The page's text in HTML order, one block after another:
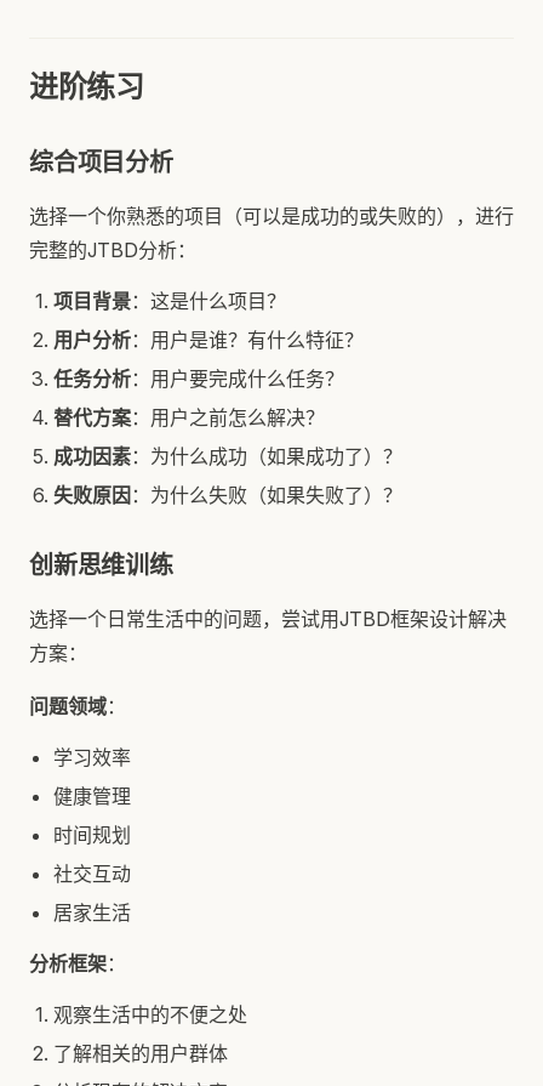
进阶练习
综合项目分析
选择一个你熟悉的项目（可以是成功的或失败的），进行
完整的JTBD分析：
项目背景：这是什么项目？
用户分析：用户是谁？有什么特征？
任务分析：用户要完成什么任务？
替代方案：用户之前怎么解决？
成功因素：为什么成功（如果成功了）？
失败原因 ：为什么失败（如果失败了）？
创新思维训练
选择一个日常生活中的问题，尝试用JTBD框架设计解决
方案：
问题领域：
学习效率
健康管理
时间规划
社交互动
居家生活
分析框架：
观察生活中的不便之处
了解相关的用户群体